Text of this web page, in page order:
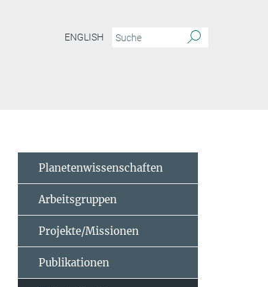
ENGLISH
Planetenwissenschaften
Arbeitsgruppen
Projekte/Missionen
Publikationen